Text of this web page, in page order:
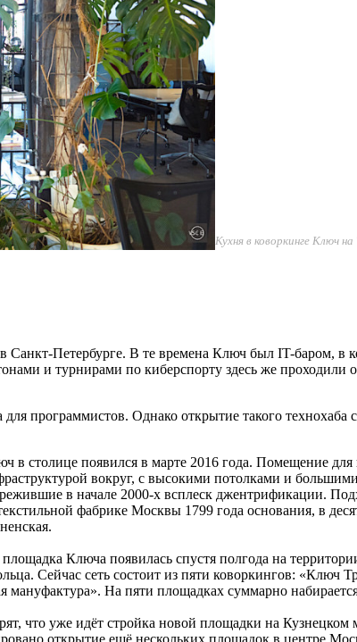
Кухня в коворкинге Ключ
Санкт-Петербурге. В те времена Ключ был IT-баром, в
и турнирами по киберспорту здесь же проходили
программистов. Однако открытие такого технохаба
в столице появился в марте 2016 года. Помещение для
вокруг, с высокими потолками и
в начале 2000-х всплеск джентрификации.
фабрике Москвы 1799 года основания, в
Ключа появилась спустя полгода на
Сейчас сеть состоит из пяти коворкингов:
мануфактура». На пяти площадках суммарно
что уже идёт стройка новой площадки на
открытие ещё нескольких площадок в центре